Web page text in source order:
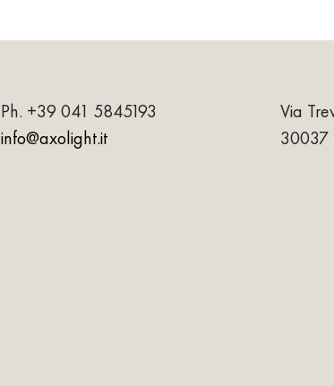
Ph. +39 041 5845193
info@axolight.it
Via
30037